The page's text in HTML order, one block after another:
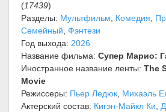
(17439)
Разделы: Мультфильм, Комедия,
Семейный, Фэнтези
Год выхода: 2026
Название фильма: Супер Марио:
Иностранное название ленты: The
Movie
Режиссеры: Пьер Ледюк, Михаэль
Актерский состав: Кигэн-Майкл Ки,